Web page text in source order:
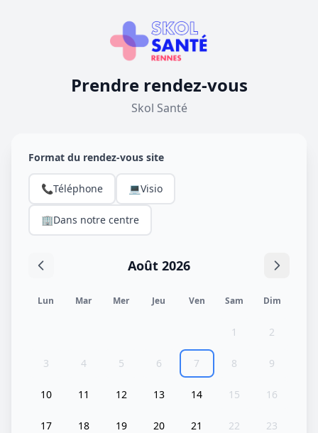
Prendre rendez-vous
Skol Santé
Format du rendez-vous site
📞Téléphone 💻Visio
🏢Dans notre centre
Août 2026
Lun Mar Mer Jeu Ven Sam Dim
1 2
3 4 5 6 7 8 9
10 11 12 13 14 15 16
17 18 19 20 21 22 23